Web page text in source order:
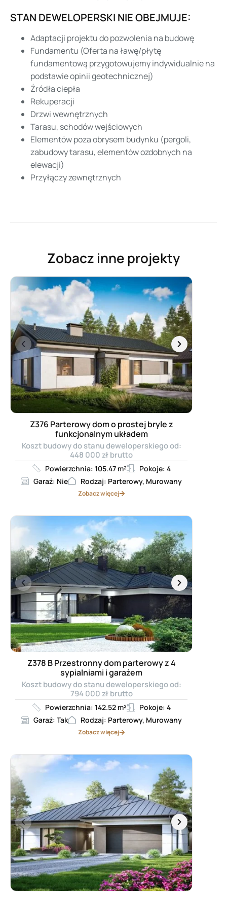
STAN DEWELOPERSKI NIE OBEJMUJE:
Adaptacji projektu do pozwolenia na budowę
Fundamentu (Oferta na ławę/płytę
fundamentową przygotowujemy indywidualnie na
podstawie opinii geotechnicznej)
Źródła ciepła
Rekuperacji
Drzwi wewnętrznych
Tarasu, schodów wejściowych
Elementów poza obrysem budynku (pergoli,
zabudowy tarasu, elementów ozdobnych na
elewacji)
Przyłączy zewnętrznych
Zobacz inne projekty
Z376 Parterowy dom o prostej bryle z
funkcjonalnym układem
Koszt budowy do stanu deweloperskiego od:
448 000 zł brutto
Powierzchnia: 105.47 m²
Pokoje: 4
Garaż: Nie
Rodzaj: Parterowy, Murowany
Zobacz więcej
Z378 B Przestronny dom parterowy z 4
sypialniami i garażem
Koszt budowy do stanu deweloperskiego od:
794 000 zł brutto
Powierzchnia: 142.52 m²
Pokoje: 4
Garaż: Tak
Rodzaj: Parterowy, Murowany
Zobacz więcej